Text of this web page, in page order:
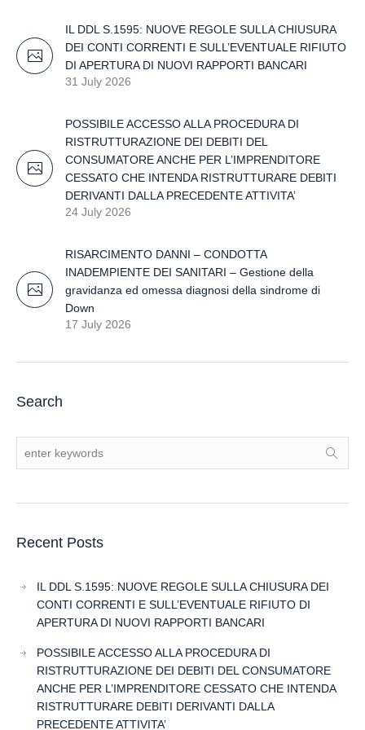
IL DDL S.1595: NUOVE REGOLE SULLA CHIUSURA
DEI CONTI CORRENTI E SULL’EVENTUALE RIFIUTO
DI APERTURA DI NUOVI RAPPORTI BANCARI
31 July 2026
POSSIBILE ACCESSO ALLA PROCEDURA DI
RISTRUTTURAZIONE DEI DEBITI DEL
CONSUMATORE ANCHE PER L’IMPRENDITORE
CESSATO CHE INTENDA RISTRUTTURARE DEBITI
DERIVANTI DALLA PRECEDENTE ATTIVITA’
24 July 2026
RISARCIMENTO DANNI – CONDOTTA
INADEMPIENTE DEI SANITARI – Gestione della
gravidanza ed omessa diagnosi della sindrome di
Down
17 July 2026
Search
Recent Posts
IL DDL S.1595: NUOVE REGOLE SULLA CHIUSURA DEI
CONTI CORRENTI E SULL’EVENTUALE RIFIUTO DI
APERTURA DI NUOVI RAPPORTI BANCARI
POSSIBILE ACCESSO ALLA PROCEDURA DI
RISTRUTTURAZIONE DEI DEBITI DEL CONSUMATORE
ANCHE PER L’IMPRENDITORE CESSATO CHE INTENDA
RISTRUTTURARE DEBITI DERIVANTI DALLA
PRECEDENTE ATTIVITA’